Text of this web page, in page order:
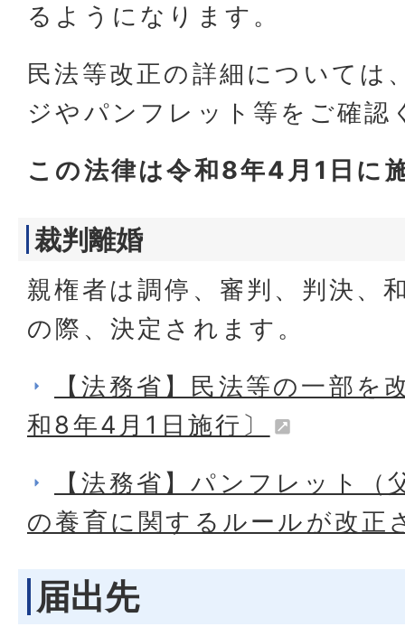
るようになります。
民法等改正の詳細については
ジやパンフレット等をご確認
この法律は令和8年4月1日に
裁判離婚
親権者は調停、審判、判決、
の際、決定されます。
【法務省】民法等の一部を
和8年4月1日施行〕
【法務省】パンフレット（
の養育に関するルールが改正
届出先